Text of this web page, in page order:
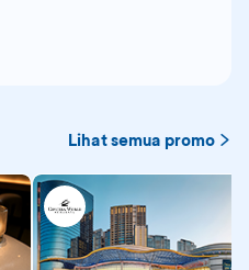
Lihat semua promo